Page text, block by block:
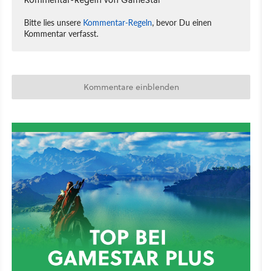
Bitte lies unsere Kommentar-Regeln, bevor Du einen
Kommentar verfasst.
Kommentare einblenden